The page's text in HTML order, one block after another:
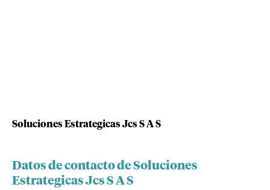
Soluciones Estrategicas Jcs S A S
Datos de contacto de Soluciones
Estrategicas Jcs S A S